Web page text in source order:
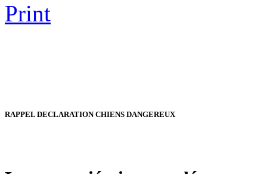
RAPPEL DECLARATION CHIENS DANGEREUX